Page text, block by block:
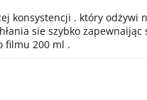
konsystencji . który odżywi
sie szybko zapewnaijąc
filmu 200 ml .